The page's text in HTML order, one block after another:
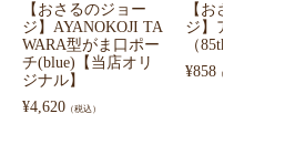
【おさるのジョー
ジ】AYANOKOJI TA
WARA型がま口ポー
チ(blue)【当店オリ
ジナル】
¥4,620 （税込）
【おさるのジ
ジ】アクリル
（85th）
¥858 （税込）